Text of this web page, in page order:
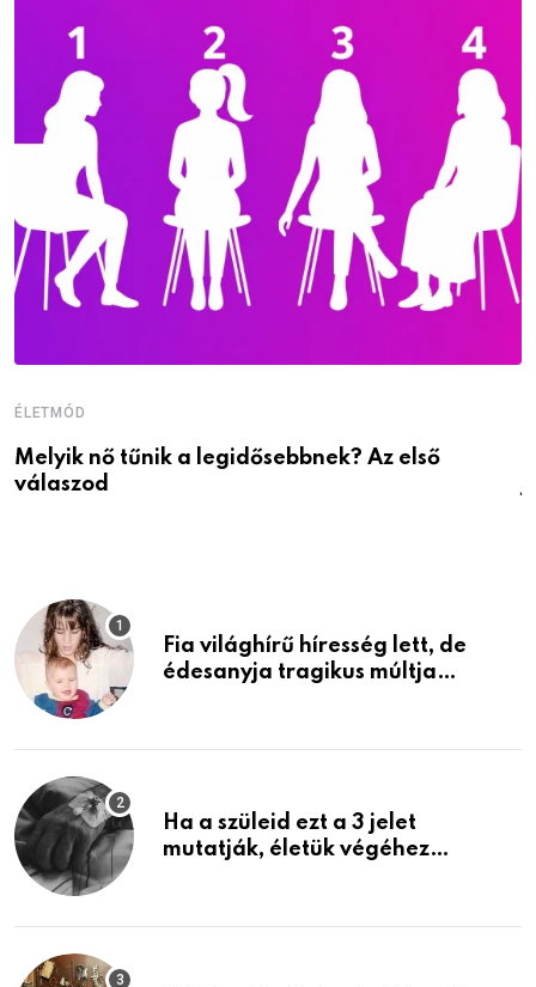
ÉLETMÓD
Melyik nő tűnik a legidősebbnek? Az első
válaszod
Fia világhírű híresség lett, de
édesanyja tragikus múltja
Ha a szüleid ezt a 3 jelet
mutatják, életük végéhez